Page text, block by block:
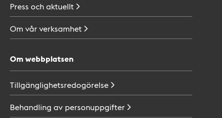
Press ochaktuellt
Om vårverksamhet
Om webbplatsen
Tillgänglighetsredogörelse
Behandling av personuppgifter